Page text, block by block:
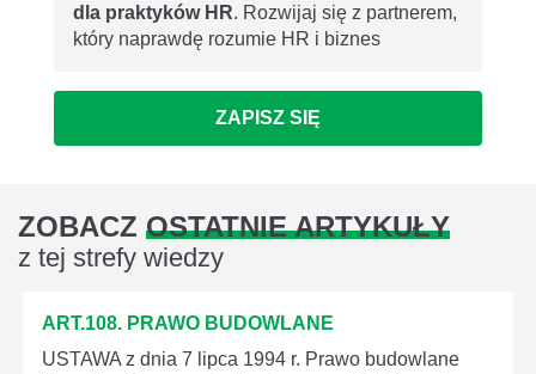
dla praktyków HR. Rozwijaj się z partnerem,
który naprawdę rozumie HR i biznes
ZAPISZ SIĘ
ZOBACZ OSTATNIE ARTYKUŁY
z tej strefy wiedzy
ART.108. PRAWO BUDOWLANE
USTAWA z dnia 7 lipca 1994 r. Prawo budowlane